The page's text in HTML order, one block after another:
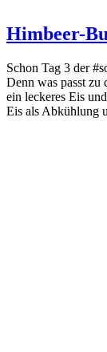
Himbeer-
Schon Tag 3 der
Denn was passt zu
ein leckeres Eis
Eis als Abkühlung